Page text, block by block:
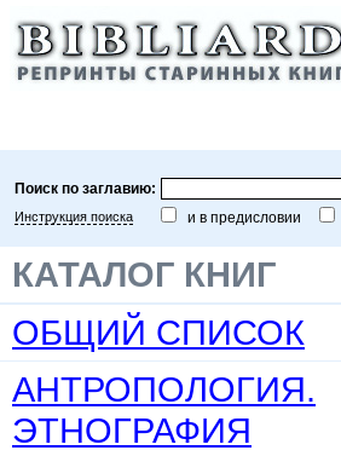
Поиск по заглавию:
Инструкция поиска и в предисловии
КАТАЛОГ КНИГ
ОБЩИЙ СПИСОК
АНТРОПОЛОГИЯ.
ЭТНОГРАФИЯ